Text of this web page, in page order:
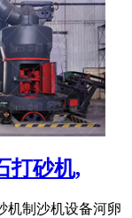
打砂机,
机制沙机设备河卵